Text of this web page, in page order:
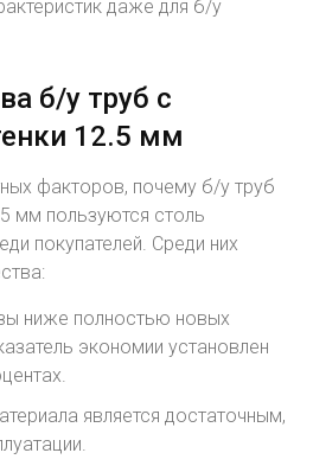
даже для б/у
б/у труб с
12.5 мм
факторов, почему б/у труб
мм пользуются столь
покупателей. Среди них
ниже полностью новых
экономии установлен
является достаточным,